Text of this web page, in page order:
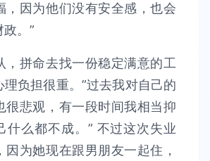
，因为他们没有安全感，也会
。”
，拼命去找一份稳定满意的工
负担很重。”过去我对自己的
很悲观，有一段时间我相当抑
什么都不成。” 不过这次失业
因为她现在跟男朋友一起住，